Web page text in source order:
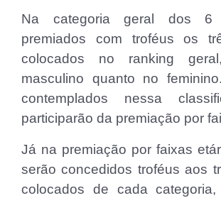
Na categoria geral dos 6
premiados com troféus os
colocados no ranking
masculino quanto no
contemplados nessa
participarão da premiação por
Já na premiação por faixas
serão concedidos troféus aos
colocados de cada